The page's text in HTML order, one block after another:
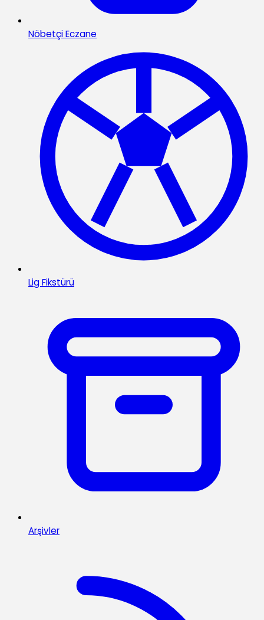
Nöbetçi Eczane
Lig Fikstürü
Arşivler